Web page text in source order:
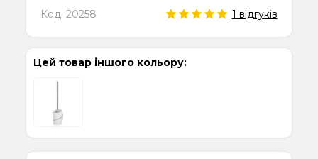
Код:20258 1 відгуків
Цей товар іншого кольору: